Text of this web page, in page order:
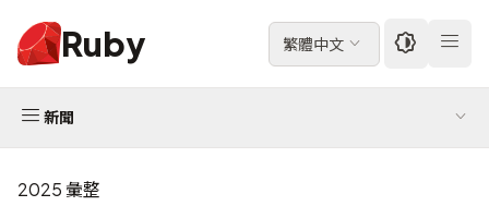
Ruby 繁體中文
新聞
2025 彙整